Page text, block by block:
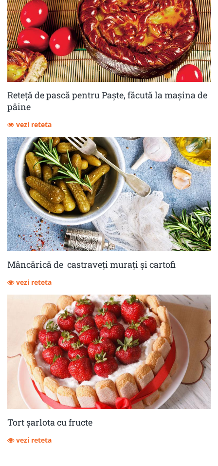
Reteță de pască pentru Paște, făcută la mașina de
pâine
vezi reteta
Mâncărică de castraveţi muraţi şi cartofi
vezi reteta
Tort șarlota cu fructe
vezi reteta